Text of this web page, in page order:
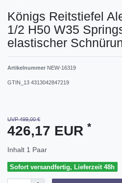
Königs Reitstiefel
1/2 H50 W35
elastischer
Artikelnummer NEW-16319
GTIN_13 4313042847219
UVP 499,00 €
426,17 EUR *
Inhalt 1 Paar
Sofort versandfertig, Lieferzeit 48h